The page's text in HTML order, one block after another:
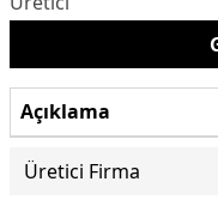
Açıklama
Üretici Firma